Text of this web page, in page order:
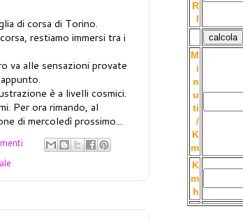
di corsa di Torino.
restiamo immersi tra i
va alle sensazioni provate
è a livelli cosmici.
Per ora rimando, al
di mercoledì prossimo...
R
M
i
n
u
ti
/
K
m
K
m
h